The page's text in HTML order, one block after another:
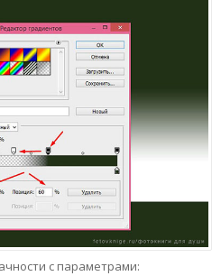
с параметрами: